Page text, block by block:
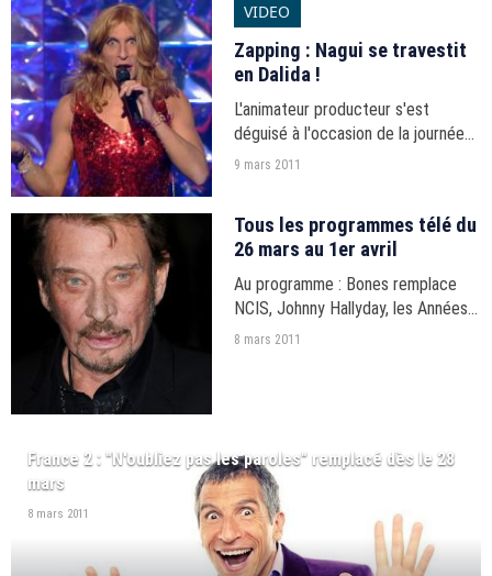
VIDEO
Zapping : Nagui se travestit
en Dalida !
L'animateur producteur s'est
déguisé à l'occasion de la journée
de la femme.
9 mars 2011
Tous les programmes télé du
26 mars au 1er avril
Au programme : Bones remplace
NCIS, Johnny Hallyday, les Années
bonheur, Equipe de France de foot,
8 mars 2011
France 2 : "N'oubliez pas les paroles" remplacé dès le 28
mars
8 mars 2011